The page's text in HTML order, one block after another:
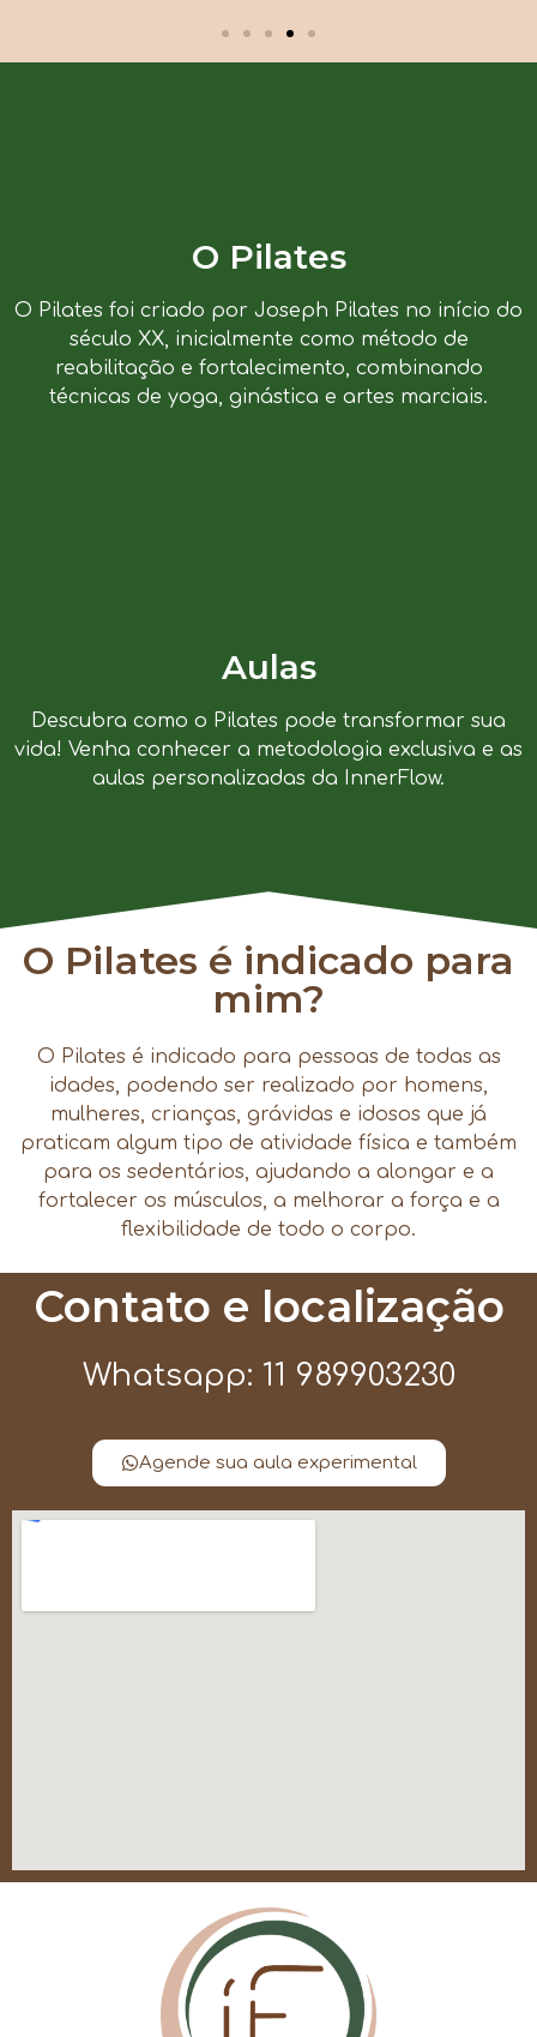
O Pilates
O Pilates foi criado por Joseph Pilates no início do
século XX, inicialmente como método de
reabilitação e fortalecimento, combinando
técnicas de yoga, ginástica e artes marciais.
Aulas
Descubra como o Pilates pode transformar sua
vida! Venha conhecer a metodologia exclusiva e as
aulas personalizadas da InnerFlow.
O Pilates é indicado para
mim?
O Pilates é indicado para pessoas de todas as
idades, podendo ser realizado por homens,
mulheres, crianças, grávidas e idosos que já
praticam algum tipo de atividade física e também
para os sedentários, ajudando a alongar e a
fortalecer os músculos, a melhorar a força e a
flexibilidade de todo o corpo.
Contato e localização
Whatsapp: 11 989903230
Agende sua aula experimental